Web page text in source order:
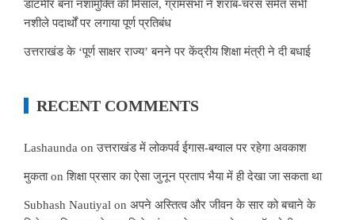
डाटमीर बना नशामुक्ति की मिसाल, ग्रामसभा ने शराब-चरस समेत सभी
नशीले पदार्थों पर लगाया पूर्ण प्रतिबंध
उत्तराखंड के ‘पूर्ण साक्षर राज्य’ बनने पर केंद्रीय शिक्षा मंत्री ने दी बधाई
RECENT COMMENTS
Lashaunda onउत्तराखंड में लोकपर्व ईगास-बग्वाल पर रहेगा अवकाश
मुकताonशिक्षा प्रसार का ऐसा जुनून प्रताप भैया में ही देखा जा सकता था
Subhash Nautiyal on अपने अस्तित्व और जीवन के सार को बचाने के